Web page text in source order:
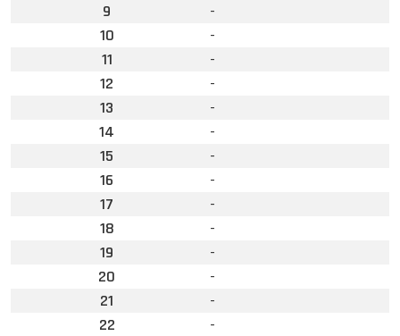
9
-
10
-
11
-
12
-
13
-
14
-
15
-
16
-
17
-
18
-
19
-
20
-
21
-
22
-